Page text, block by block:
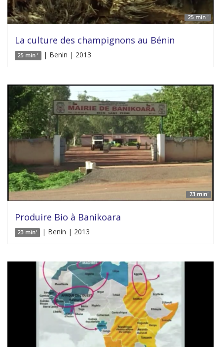
25 min '
La culture des champignons au Bénin
25 min ' | Benin | 2013
23 min'
Produire Bio à Banikoara
23 min' | Benin | 2013